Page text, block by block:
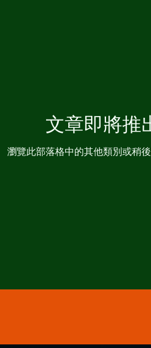
文章即將推
瀏覽此部落格中的其他類別或稍後